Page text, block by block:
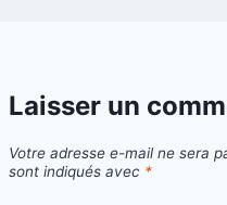
Laisser un
Votre adresse e-mail ne sera
sont indiqués avec *